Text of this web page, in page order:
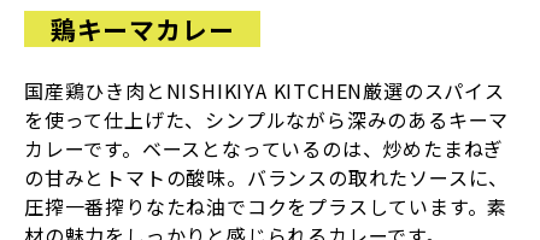
鶏キーマカレー
国産鶏ひき肉とNISHIKIYA KITCHEN厳選のスパイス
を使って仕上げた、シンプルながら深みのあるキーマ
カレーです。ベースとなっているのは、炒めたまねぎ
の甘みとトマトの酸味。バランスの取れたソースに、
圧搾一番搾りなたね油でコクをプラスしています。素